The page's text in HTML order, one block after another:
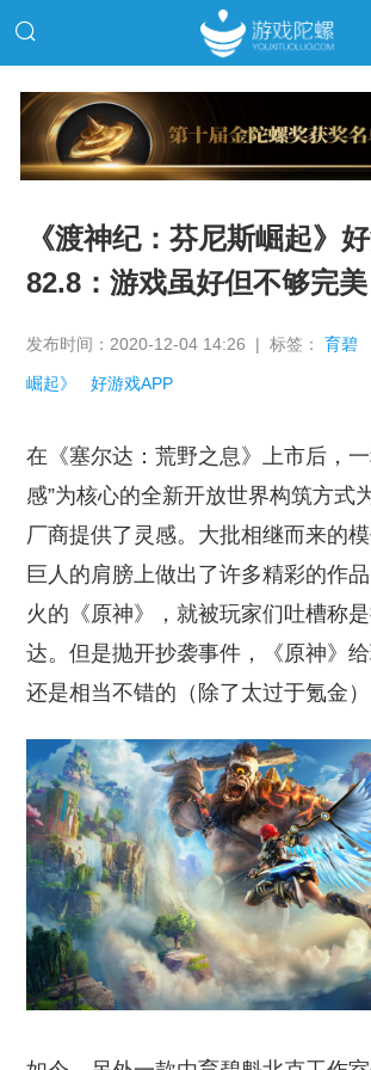
《渡神纪：芬尼斯崛起》
82.8：游戏虽好但不够完美
发布时间：2020-12-04 14:26 | 标签：育碧
崛起》 好游戏APP
在《塞尔达：荒野之息》上市后，
感”为核心的全新开放世界构筑方式
厂商提供了灵感。大批相继而来的
巨人的肩膀上做出了许多精彩的作
火的《原神》，就被玩家们吐槽称
达。但是抛开抄袭事件，《原神》
还是相当不错的（除了太过于氪金）